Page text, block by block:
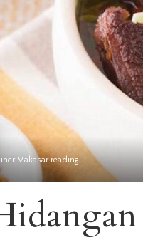
Makasar reading